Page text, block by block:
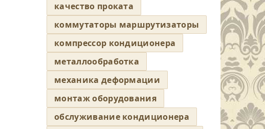
качество проката
коммутаторы маршрутизаторы
компрессор кондиционера
металлообработка
механика деформации
монтаж оборудования
обслуживание кондиционера